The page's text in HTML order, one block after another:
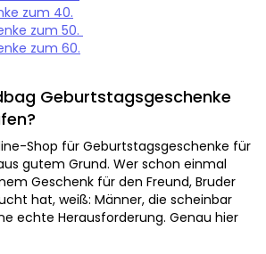
zum 40.
zum 50.
zum 60.
Geburtstagsgeschenke
Shop für Geburtstagsgeschenke für
gutem Grund. Wer schon einmal
Geschenk für den Freund, Bruder
hat, weiß: Männer, die scheinbar
echte Herausforderung. Genau hier